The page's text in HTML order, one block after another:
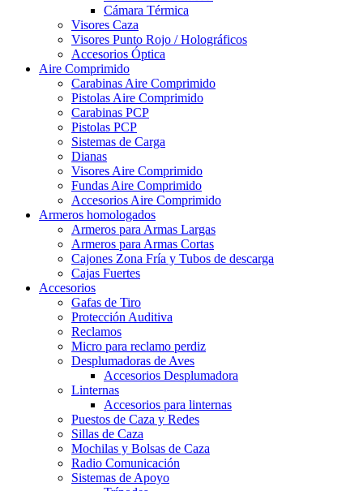
Cámara Térmica
Visores Caza
Visores Punto Rojo / Holográficos
Accesorios Óptica
Aire Comprimido
Carabinas Aire Comprimido
Pistolas Aire Comprimido
Carabinas PCP
Pistolas PCP
Sistemas de Carga
Dianas
Visores Aire Comprimido
Fundas Aire Comprimido
Accesorios Aire Comprimido
Armeros homologados
Armeros para Armas Largas
Armeros para Armas Cortas
Cajones Zona Fría y Tubos de descarga
Cajas Fuertes
Accesorios
Gafas de Tiro
Protección Auditiva
Reclamos
Micro para reclamo perdiz
Desplumadoras de Aves
Accesorios Desplumadora
Linternas
Accesorios para linternas
Puestos de Caza y Redes
Sillas de Caza
Mochilas y Bolsas de Caza
Radio Comunicación
Sistemas de Apoyo